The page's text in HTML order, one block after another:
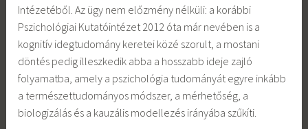
Intézetéből. Az ügy nem előzmény nélküli: a korábbi
Pszichológiai Kutatóintézet 2012 óta már nevében is a
kognitív idegtudomány keretei közé szorult, a mostani
döntés pedig illeszkedik abba a hosszabb ideje zajló
folyamatba, amely a pszichológia tudományát egyre inkább
a természettudományos módszer, a mérhetőség, a
biologizálás és a kauzális modellezés irányába szűkíti.